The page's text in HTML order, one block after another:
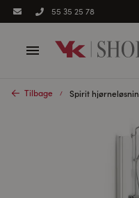
55 35 25 78
Tilbage Spirit